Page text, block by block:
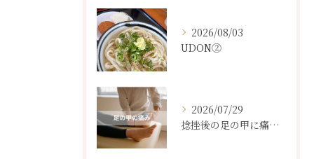
2026/08/03
UDON②
2026/07/29
捻挫後の足の甲に痛み【４０代女性】